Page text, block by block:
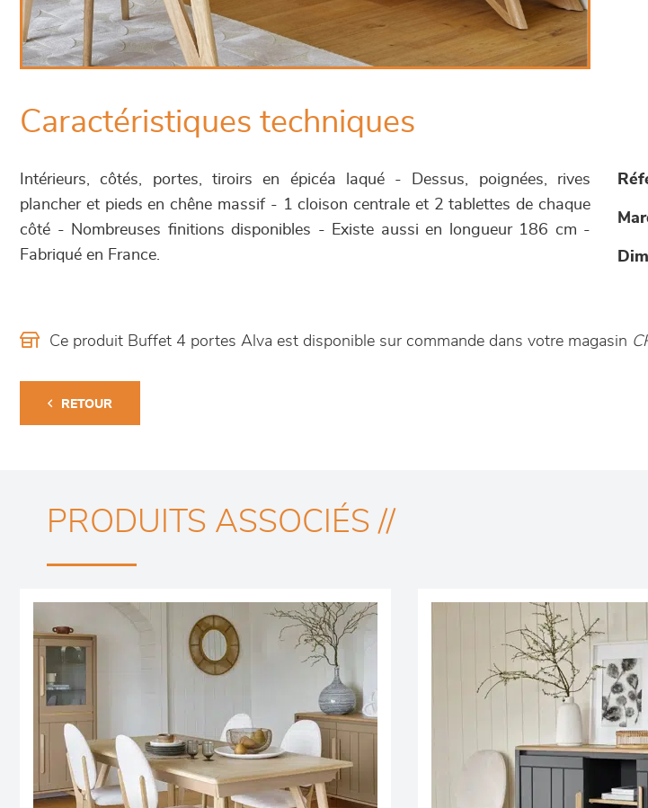
Caractéristiques techniques
Intérieurs, côtés, portes, tiroirs en épicéa laqué - Dessus, poignées, rives
plancher et pieds en chêne massif - 1 cloison centrale et 2 tablettes de chaque
côté - Nombreuses finitions disponibles - Existe aussi en longueur 186 cm -
Fabriqué en France.
Ce produit Buffet 4 portes Alva est disponible sur commande dans votre magasin
RETOUR
PRODUITS ASSOCIÉS //